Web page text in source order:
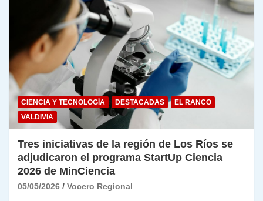
CIENCIA Y TECNOLOGÍA DESTACADAS
EL RANCO
VALDIVIA
Tres iniciativas de la región de Los Ríos se
adjudicaron el programa StartUp Ciencia
2026 de MinCiencia
05/05/2026 Vocero Regional